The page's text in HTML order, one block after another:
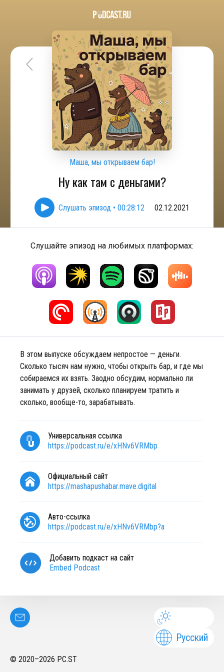
Маша, мы открываем бар!
Ну как там с деньгами?
Слушать эпизод • 00:28:12 02.12.2021
Слушайте эпизод на любимых платформах:
В этом выпуске обсуждаем непростое — деньги.
Сколько тысяч нам нужно, чтобы открыть бар, и где мы
собираемся их взять. Заодно обсудим, нормально ли
занимать у друзей, сколько планируем тратить и
сколько, вообще-то, зарабатывать.
Универсальная ссылка
https://podcast.ru/e/xHNv6VRMbp
Официальный сайт
https://mashapushabar.mave.digital
Авто-ссылка
https://podcast.ru/e/xHNv6VRMbp?a
Добавить подкаст на сайт
Embed Podcast
Русский
© 2020–2026 PC.ST